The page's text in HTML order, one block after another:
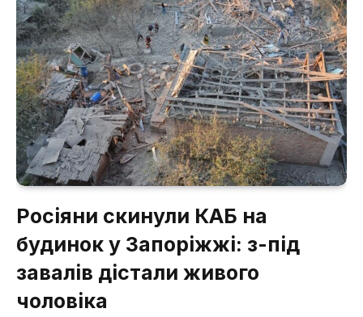
Росіяни скинули КАБ на
будинок у Запоріжжі: з-під
завалів дістали живого
чоловіка